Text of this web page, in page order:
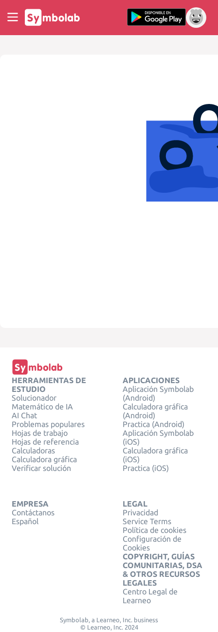
HERRAMIENTAS DE
ESTUDIO
Solucionador
Matemático de IA
AI Chat
Problemas populares
Hojas de trabajo
Hojas de referencia
Calculadoras
Calculadora gráfica
Verificar solución
APLICACIONES
Aplicación Symbolab
(Android)
Calculadora gráfica
(Android)
Practica (Android)
Aplicación Symbolab
(iOS)
Calculadora gráfica
(iOS)
Practica (iOS)
EMPRESA
Contáctanos
Español
LEGAL
Privacidad
Service Terms
Política de cookies
Configuración de
Cookies
COPYRIGHT, GUÍAS
COMUNITARIAS, DSA
& OTROS RECURSOS
LEGALES
Centro Legal de
Learneo
Symbolab, a Learneo, Inc. business
© Learneo, Inc. 2024